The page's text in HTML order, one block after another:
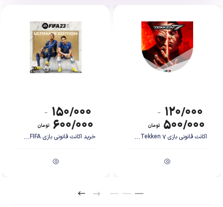
۱۲۰/۰۰۰ –
۵۰۰/۰۰۰ تومان
اکانت قانونی بازی Tekken 7...
۱۵۰/۰۰۰ –
۶۰۰/۰۰۰ تومان
خرید اکانت قانونی بازی FIFA...